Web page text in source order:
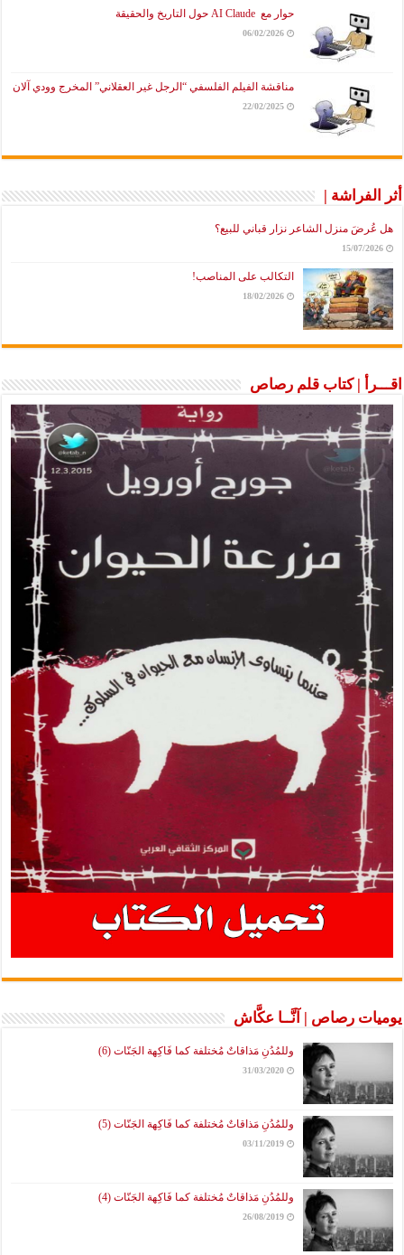
حوار مع AI Claude حول التاريخ والحقيقة
06/02/2026
مناقشة الفيلم الفلسفي “الرجل غير العقلاني” المخرج وودي آلان
22/02/2025
أثر الفراشة |
هل عُرضَ منزل الشاعر نزار قباني للبيع؟
15/07/2026
التكالب على المناصب!
18/02/2026
اقـــرأ | كتاب قلم رصاص
يوميات رصاص | آنَّــا عكَّاش
وللمُدُنِ مَذاقاتٌ مُختلفة كما فَاكِهة الجَنّات (6)
31/03/2020
وللمُدُنِ مَذاقاتٌ مُختلفة كما فَاكِهة الجَنّات (5)
03/11/2019
وللمُدُنِ مَذاقاتٌ مُختلفة كما فَاكِهة الجَنّات (4)
26/08/2019